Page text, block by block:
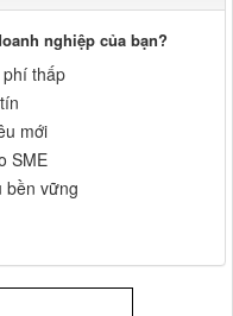
nghiệp của bạn?
thấp
mới
SME
bền vững